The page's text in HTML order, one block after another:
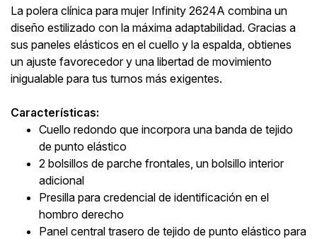
La polera clínica para mujer Infinity 2624A combina un
diseño estilizado con la máxima adaptabilidad. Gracias a
sus paneles elásticos en el cuello y la espalda, obtienes
un ajuste favorecedor y una libertad de movimiento
inigualable para tus turnos más exigentes.
Características:
Cuello redondo que incorpora una banda de tejido
de punto elástico
2 bolsillos de parche frontales, un bolsillo interior
adicional
Presilla para credencial de identificación en el
hombro derecho
Panel central trasero de tejido de punto elástico para